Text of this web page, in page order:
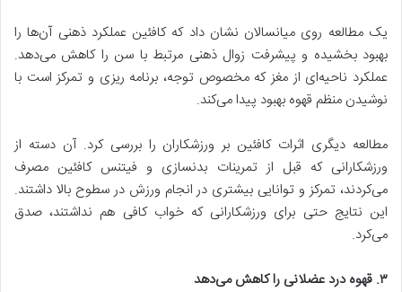
یک مطالعه روی میانسالان نشان داد که کافئین عملکرد ذهنی آن‌ها را
بهبود بخشیده و پیشرفت زوال ذهنی مرتبط با سن را کاهش می‌دهد.
عملکرد ناحیه‌ای از مغز که مخصوص توجه، برنامه ریزی و تمرکز است با
نوشیدن منظم قهوه بهبود پیدا می‌کند.
مطالعه دیگری اثرات کافئین بر ورزشکاران را بررسی کرد. آن دسته از
ورزشکارانی که قبل از تمرینات بدنسازی و فیتنس کافئین مصرف
می‌کردند، تمرکز و توانایی بیشتری در انجام ورزش در سطوح بالا داشتند.
این نتایج حتی برای ورزشکارانی که خواب کافی هم نداشتند، صدق
می‌کرد.
۳. قهوه درد عضلانی را کاهش می‌دهد